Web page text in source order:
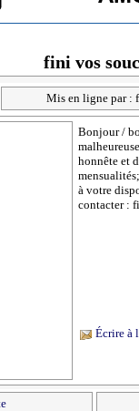
fini vos
Mis en ligne par :
Bonjour /
honnête et
à votre
contacter :
Écrire à